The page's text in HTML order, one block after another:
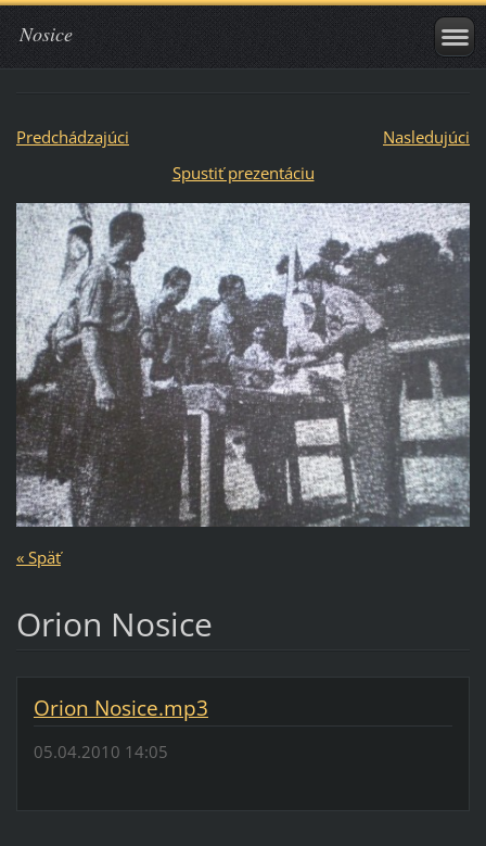
Nosice
Predchádzajúci
Nasledujúci
Spustiť prezentáciu
« Späť
Orion Nosice
Orion Nosice.mp3
05.04.2010 14:05